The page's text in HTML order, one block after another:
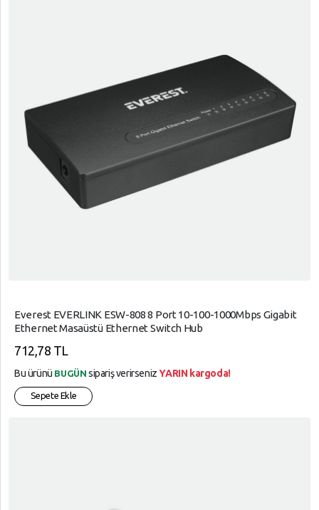
Everest EVERLINK ESW-808 8 Port 10-100-1000Mbps Gigabit
Ethernet Masaüstü Ethernet Switch Hub
712,78 TL
Bu ürünü BUGÜN sipariş verirsenizYARIN kargoda!
Sepete Ekle